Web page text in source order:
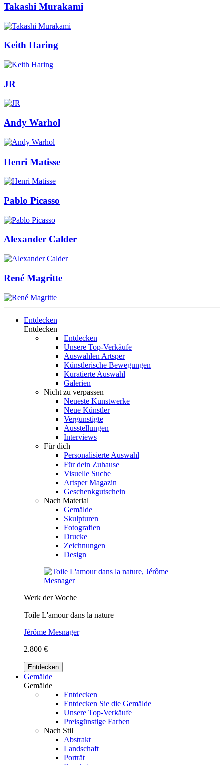
Takashi Murakami
Keith Haring
JR
Andy Warhol
Henri Matisse
Pablo Picasso
Alexander Calder
René Magritte
Entdecken
Entdecken
Entdecken
Unsere Top-Verkäufe
Auswahlen Artsper
Künstlerische Bewegungen
Kuratierte Auswahl
Galerien
Nicht zu verpassen
Neueste Kunstwerke
Neue Künstler
Vergunstigte
Ausstellungen
Interviews
Für dich
Personalisierte Auswahl
Für dein Zuhause
Visuelle Suche
Artsper Magazin
Geschenkgutschein
Nach Material
Gemälde
Skulpturen
Fotografien
Drucke
Zeichnungen
Design
Werk der Woche
Toile L'amour dans la nature
Jérôme Mesnager
2.800 €
Entdecken
Gemälde
Gemälde
Entdecken
Entdecken Sie die Gemälde
Unsere Top-Verkäufe
Preisgünstige Farben
Nach Stil
Abstrakt
Landschaft
Porträt